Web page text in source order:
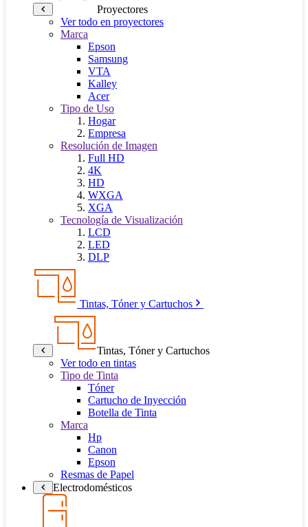
Proyectores
Ver todo en proyectores
Marca
Epson
Samsung
VTA
Kalley
Acer
Tipo de Uso
Hogar
Empresa
Resolución de Imagen
Full HD
4K
HD
WXGA
XGA
Tecnología de Visualización
LCD
LED
DLP
Tintas, Tóner y Cartuchos
Tintas, Tóner y Cartuchos
Ver todo en tintas
Tipo de Tinta
Tóner
Cartucho de Inyección
Botella de Tinta
Marca
Hp
Canon
Epson
Resmas de Papel
Electrodomésticos